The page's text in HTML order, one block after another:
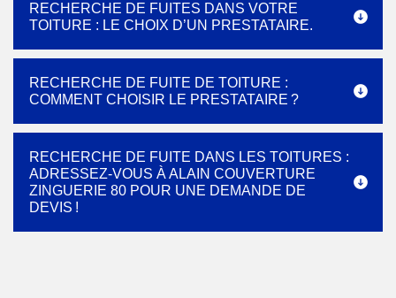
RECHERCHE DE FUITES DANS VOTRE
TOITURE : LE CHOIX D’UN PRESTATAIRE.
RECHERCHE DE FUITE DE TOITURE :
COMMENT CHOISIR LE PRESTATAIRE ?
RECHERCHE DE FUITE DANS LES TOITURES :
ADRESSEZ-VOUS À ALAIN COUVERTURE
ZINGUERIE 80 POUR UNE DEMANDE DE
DEVIS !